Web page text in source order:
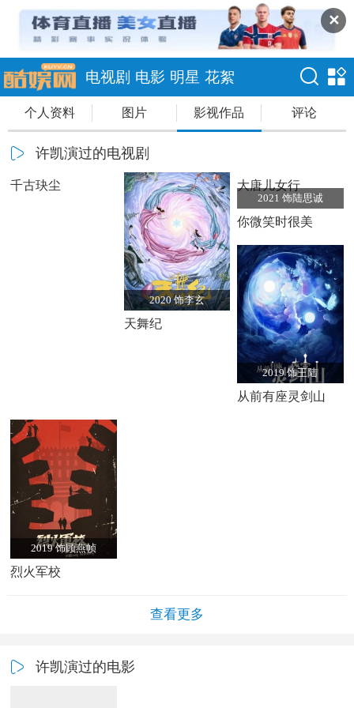
✕
电视剧 电影 明星 花絮
个人资料 图片 影视作品 评论
许凯演过的电视剧
饰白玦
千古玦尘
2020 饰李玄
天舞纪
大唐儿女行
2021 饰陆思诚
你微笑时很美
2019 饰王陆
从前有座灵剑山
2019 饰顾燕帧
烈火军校
查看更多
许凯演过的电影